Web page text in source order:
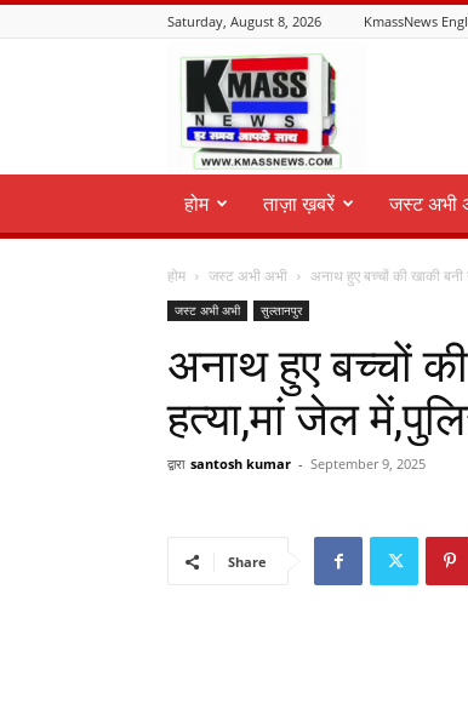
Saturday, August 8, 2026 KmassNews
KmassNews
होम ताज़ा ख़बरें जस्ट अभी
होम जस्ट अभी अभी अनाथ हुए बच्चों की खाकी बनी
जस्ट अभी अभी सुल्तानपुर
अनाथ हुए बच्चों
हत्या,मां जेल
द्वारा santosh kumar - September 9, 2025
Share